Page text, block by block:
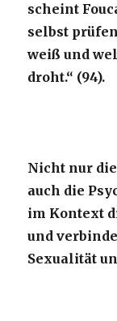
scheint
selbst
weiß und
droht.“ (94).
Nicht nur
auch die
im Kontext
und
Sexualität